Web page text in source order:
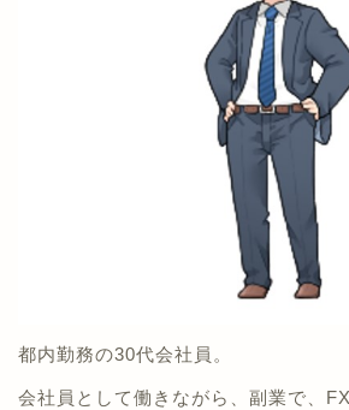
都内勤務の30代会社員。
会社員として働きながら、副業で、